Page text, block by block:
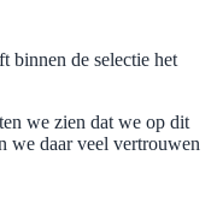
binnen de selectie het
we zien dat we op dit
we daar veel vertrouwen